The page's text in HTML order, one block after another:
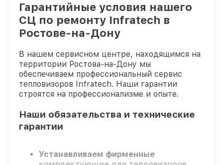
Гарантийные условия нашего
СЦ по ремонту Infratech в
Ростове-на-Дону
В нашем сервисном центре, находящимся на
территории Ростова-на-Дону мы
обеспечиваем профессиональный сервис
тепловизоров Infratech. Наши гарантии
строятся на профессионализме и опыте.
Наши обязательства и технические
гарантии
Устанавливаем фирменные